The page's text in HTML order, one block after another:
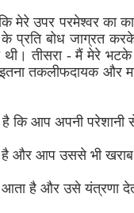
मेरे उपर परमेश्वर का
के प्रति बोध जाग्रत
तीसरा - मैं मेरे भटके
तकलीफदायक और
कि आप अपनी परेशानी
है और आप उससे भी
है और उसे यंत्रणा